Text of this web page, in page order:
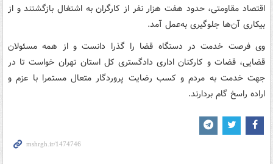
اقتصاد مقاومتی، حدود هفت هزار نفر از کارگران به اشتغال بازگشتند و از
بیکاری آن‌ها جلوگیری به‌عمل آمد.
وی فرصت خدمت در دستگاه قضا را گذرا دانست و از همه مسئولان
قضایی، قضات و کارکنان اداری دادگستری کل استان تهران خواست تا در
جهت خدمت به مردم و کسب رضایت پروردگار متعال مستمرا با عزم و
اراده راسخ گام بردارند.